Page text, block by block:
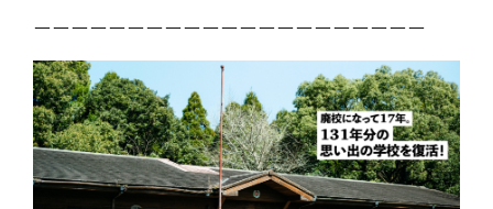
ーーーーーーーーーーーーーーーーーーーーー